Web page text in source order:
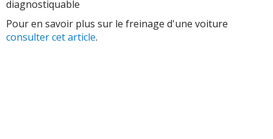
diagnostiquable
Pour en savoir plus sur le freinage d'une voiture
consulter cet article.